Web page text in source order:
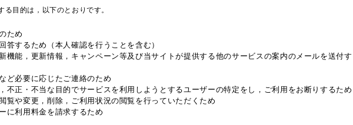
目的は，以下のとおりです。
ため
答するため（本人確認を行うことを含む）
機能，更新情報，キャンペーン等及び当サイトが提供する他のサービスの案内のメールを送付す
ど必要に応じたご連絡のため
不正・不当な目的でサービスを利用しようとするユーザーの特定をし，ご利用をお断りするため
覧や変更，削除，ご利用状況の閲覧を行っていただくため
に利用料金を請求するため